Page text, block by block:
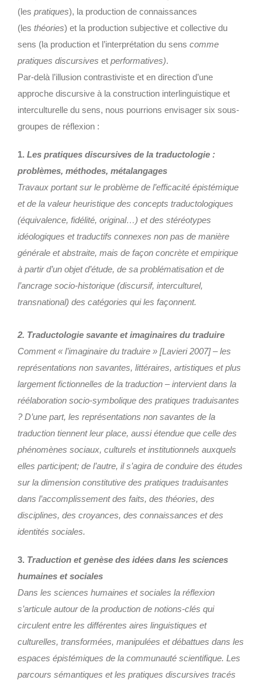
(les pratiques), la production de connaissances
(les théories) et la production subjective et collective du
sens (la production et l’interprétation du sens comme
pratiques discursives et performatives).
Par-delà l’illusion contrastiviste et en direction d’une
approche discursive à la construction interlinguistique et
interculturelle du sens, nous pourrions envisager six sous-
groupes de réflexion :
1. Les pratiques discursives de la traductologie :
problèmes, méthodes, métalangages
Travaux portant sur le problème de l’efficacité épistémique
et de la valeur heuristique des concepts traductologiques
(équivalence, fidélité, original…) et des stéréotypes
idéologiques et traductifs connexes non pas de manière
générale et abstraite, mais de façon concrète et empirique
à partir d’un objet d’étude, de sa problématisation et de
l’ancrage socio-historique (discursif, interculturel,
transnational) des catégories qui les façonnent.
2. Traductologie savante et imaginaires du traduire
Comment « l’imaginaire du traduire » [Lavieri 2007] – les
représentations non savantes, littéraires, artistiques et plus
largement fictionnelles de la traduction – intervient dans la
réélaboration socio-symbolique des pratiques traduisantes
? D’une part, les représentations non savantes de la
traduction tiennent leur place, aussi étendue que celle des
phénomènes sociaux, culturels et institutionnels auxquels
elles participent; de l’autre, il s’agira de conduire des études
sur la dimension constitutive des pratiques traduisantes
dans l’accomplissement des faits, des théories, des
disciplines, des croyances, des connaissances et des
identités sociales.
3. Traduction et genèse des idées dans les sciences
humaines et sociales
Dans les sciences humaines et sociales la réflexion
s’articule autour de la production de notions-clés qui
circulent entre les différentes aires linguistiques et
culturelles, transformées, manipulées et débattues dans les
espaces épistémiques de la communauté scientifique. Les
parcours sémantiques et les pratiques discursives tracés